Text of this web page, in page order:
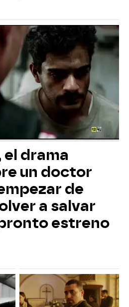
drama
un doctor
de
a salvar
estreno